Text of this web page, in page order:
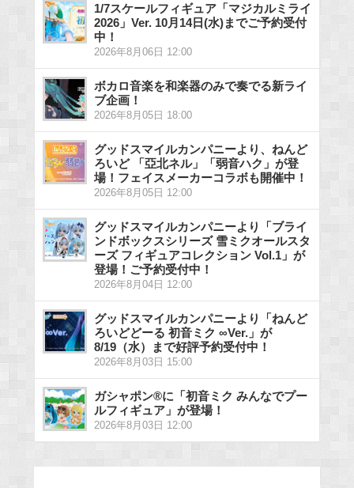
1/7スケールフィギュア「マジカルミライ
2026」Ver. 10月14日(水)までご予約受付
中！
2026年8月06日 12:00
ボカロ音楽を和楽器のみで奏でる新ライ
ブ企画！
2026年8月05日 18:00
グッドスマイルカンパニーより、ねんど
ろいど 「亞北ネル」「弱音ハク」が登
場！フェイスメーカーコラボも開催中！
2026年8月05日 12:00
グッドスマイルカンパニーより「ブライ
ンドボックスシリーズ 雪ミクオールスタ
ーズ フィギュアコレクション Vol.1」が
登場！ご予約受付中！
2026年8月04日 12:00
グッドスマイルカンパニーより「ねんど
ろいどどーる 初音ミク ∞Ver.」が
8/19（水）まで好評予約受付中！
2026年8月03日 15:00
ガシャポン®に「初音ミク みんなでプー
ルフィギュア」が登場！
2026年8月03日 12:00